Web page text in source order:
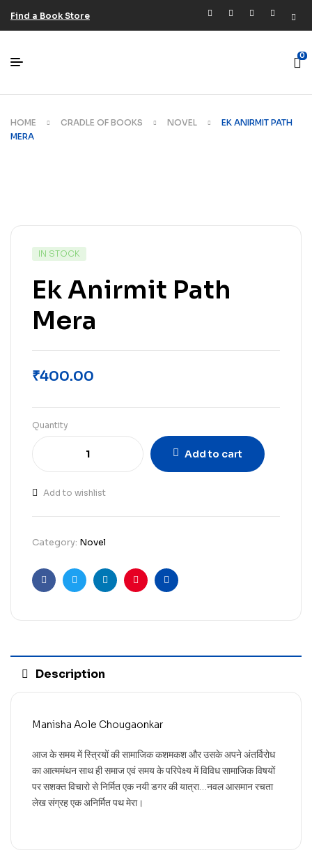
Find a Book Store
0
HOME CRADLE OF BOOKS NOVEL
EK ANIRMIT PATH
MERA
IN STOCK
Ek Anirmit Path
Mera
₹400.00
Quantity
Add to cart
Add to wishlist
Category: Novel
FacebookTwitterLinkedinPinterestEmail
Description
Manisha Aole Chougaonkar
आज के समय में स्त्रियों की सामाजिक कशमकश और उसके अपने अंतर्विरोध
का आत्ममंथन साथ ही समाज एवं समय के परिपेक्ष्य में विविध सामाजिक विषयों
पर सशक्त विचारो से निर्मित एक नयी डगर की यात्रा…नवल आसमान रचता
लेख संग्रह एक अनिर्मित पथ मेरा।